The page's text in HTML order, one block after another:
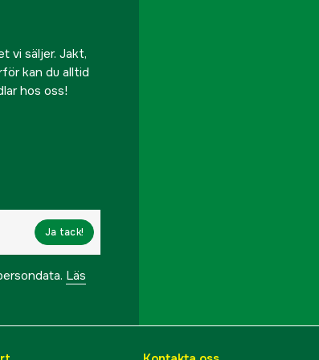
vi säljer. Jakt,
kan du alltid
hos oss!
Ja tack!
Läs